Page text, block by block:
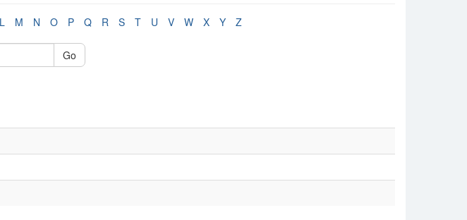
L M N O P Q R S T U V W X Y Z
Go